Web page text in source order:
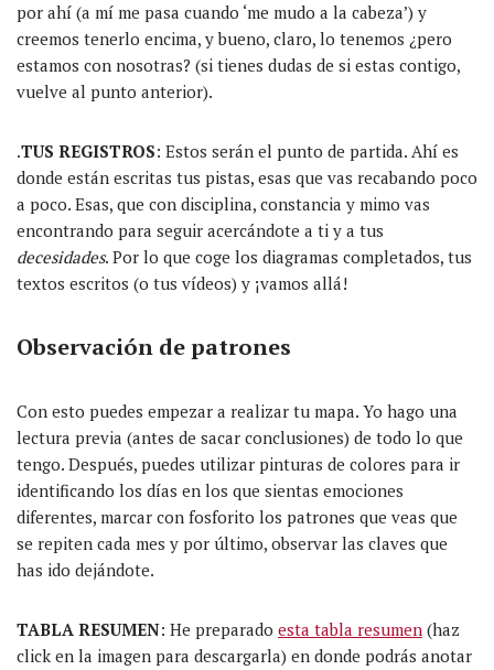
por ahí (a mí me pasa cuando ‘me mudo a la cabeza’) y
creemos tenerlo encima, y bueno, claro, lo tenemos ¿pero
estamos con nosotras? (si tienes dudas de si estas contigo,
vuelve al punto anterior).
.TUS REGISTROS: Estos serán el punto de partida. Ahí es
donde están escritas tus pistas, esas que vas recabando poco
a poco. Esas, que con disciplina, constancia y mimo vas
encontrando para seguir acercándote a ti y a tus
decesidades. Por lo que coge los diagramas completados, tus
textos escritos (o tus vídeos) y ¡vamos allá!
Observación de patrones
Con esto puedes empezar a realizar tu mapa. Yo hago una
lectura previa (antes de sacar conclusiones) de todo lo que
tengo. Después, puedes utilizar pinturas de colores para ir
identificando los días en los que sientas emociones
diferentes, marcar con fosforito los patrones que veas que
se repiten cada mes y por último, observar las claves que
has ido dejándote.
TABLA RESUMEN: He preparado esta tabla resumen (haz
click en la imagen para descargarla) en donde podrás anotar